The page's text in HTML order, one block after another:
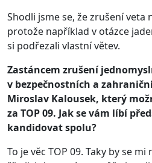
Shodli jsme se, že zrušení veta
protože například v otázce
si podřezali vlastní větev.
Zastáncem zrušení
v bezpečnostních a
Miroslav Kalousek, který
za TOP 09. Jak se vám líbí
kandidovat spolu?
To je věc TOP 09. Taky by se